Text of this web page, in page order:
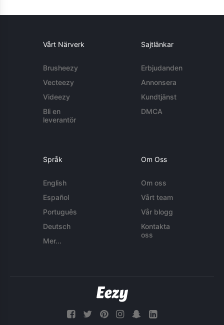
Vårt Närverk
Brusheezy
Vecteezy
Videezy
Bli en
leverantör
Sajtlänkar
Erbjudanden
Annonsera
Kundtjänst
DMCA
Språk
English
Español
Português
Deutsch
Mer...
Om Oss
Om oss
Vårt team
Vår blogg
Kontakta
oss